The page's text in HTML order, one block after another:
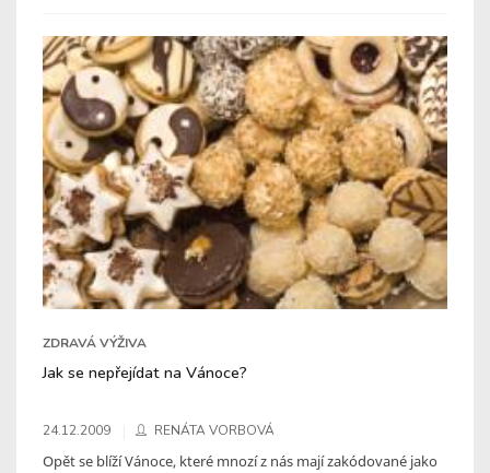
ZDRAVÁ VÝŽIVA
Jak se nepřejídat na Vánoce?
24.12.2009 RENÁTA VORBOVÁ
Opět se blíží Vánoce, které mnozí z nás mají zakódované jako